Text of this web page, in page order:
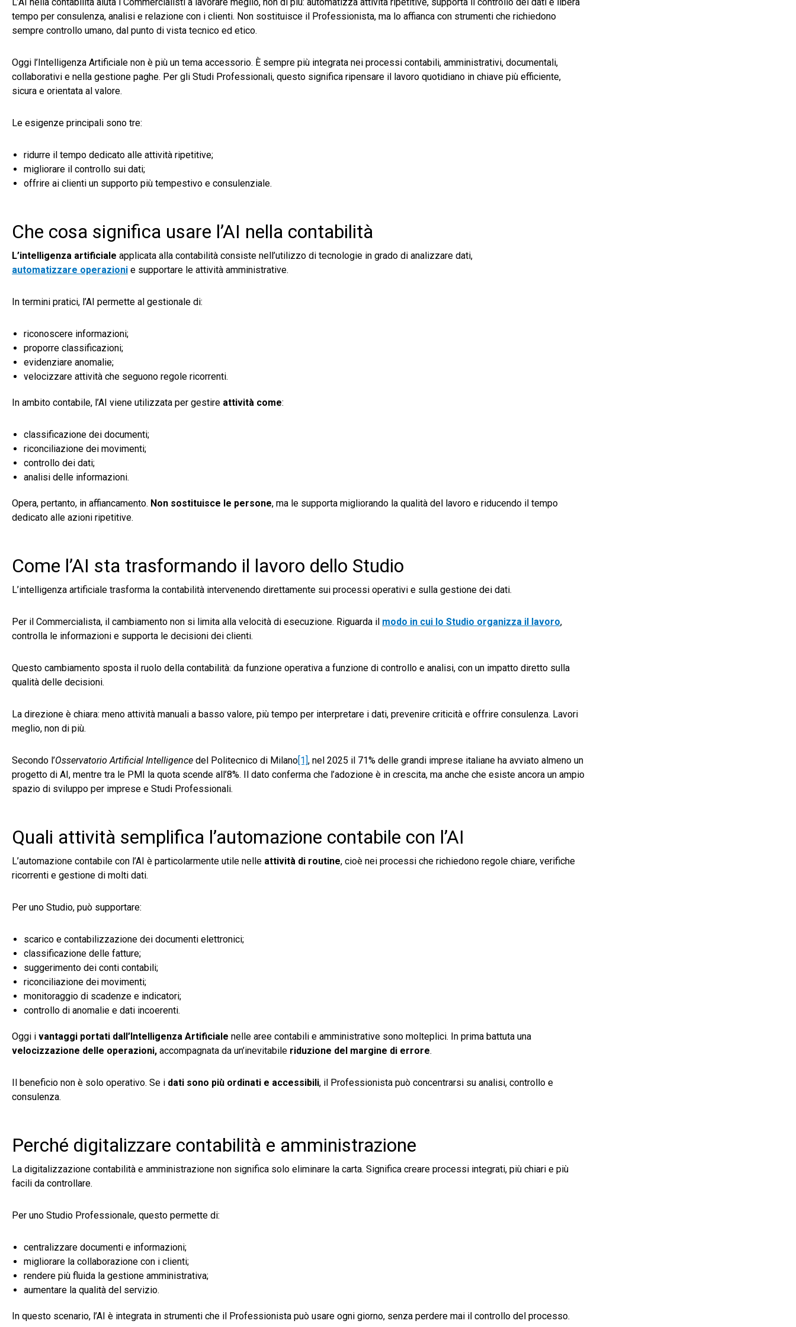
tempo per consulenza, analisi e relazione con i clienti. Non sostituisce il Professionista, ma lo affianca con strumenti che richiedono
sempre controllo umano, dal punto di vista tecnico ed etico.
Oggi l’Intelligenza Artificiale non è più un tema accessorio. È sempre più integrata nei processi contabili, amministrativi, documentali,
collaborativi e nella gestione paghe. Per gli Studi Professionali, questo significa ripensare il lavoro quotidiano in chiave più efficiente,
sicura e orientata al valore.
Le esigenze principali sono tre:
ridurre il tempo dedicato alle attività ripetitive;
migliorare il controllo sui dati;
offrire ai clienti un supporto più tempestivo e consulenziale.
Che cosa significa usare l’AI nella contabilità
L’intelligenza artificiale applicata alla contabilità consiste nell’utilizzo di tecnologie in grado di analizzare dati,
automatizzare operazioni e supportare le attività amministrative.
In termini pratici, l’AI permette al gestionale di:
riconoscere informazioni;
proporre classificazioni;
evidenziare anomalie;
velocizzare attività che seguono regole ricorrenti.
In ambito contabile, l’AI viene utilizzata per gestire attività come:
classificazione dei documenti;
riconciliazione dei movimenti;
controllo dei dati;
analisi delle informazioni.
Opera, pertanto, in affiancamento. Non sostituisce le persone, ma le supporta migliorando la qualità del lavoro e riducendo il tempo
dedicato alle azioni ripetitive.
Come l’AI sta trasformando il lavoro dello Studio
L’intelligenza artificiale trasforma la contabilità intervenendo direttamente sui processi operativi e sulla gestione dei dati.
Per il Commercialista, il cambiamento non si limita alla velocità di esecuzione. Riguarda il modo in cui lo Studio organizza il lavoro,
controlla le informazioni e supporta le decisioni dei clienti.
Questo cambiamento sposta il ruolo della contabilità: da funzione operativa a funzione di controllo e analisi, con un impatto diretto sulla
qualità delle decisioni.
La direzione è chiara: meno attività manuali a basso valore, più tempo per interpretare i dati, prevenire criticità e offrire consulenza. Lavori
meglio, non di più.
Secondo l’Osservatorio Artificial Intelligence del Politecnico di Milano [1] , nel 2025 il 71% delle grandi imprese italiane ha avviato almeno un
progetto di AI, mentre tra le PMI la quota scende all’8%. Il dato conferma che l’adozione è in crescita, ma anche che esiste ancora un ampio
spazio di sviluppo per imprese e Studi Professionali.
Quali attività semplifica l’automazione contabile con l’AI
L’automazione contabile con l’AI è particolarmente utile nelle attività di routine, cioè nei processi che richiedono regole chiare, verifiche
ricorrenti e gestione di molti dati.
Per uno Studio, può supportare:
scarico e contabilizzazione dei documenti elettronici;
classificazione delle fatture;
suggerimento dei conti contabili;
riconciliazione dei movimenti;
monitoraggio di scadenze e indicatori;
controllo di anomalie e dati incoerenti.
Oggi i vantaggi portati dall’Intelligenza Artificiale nelle aree contabili e amministrative sono molteplici. In prima battuta una
velocizzazione delle operazioni, accompagnata da un’inevitabile riduzione del margine di errore.
Il beneficio non è solo operativo. Se i dati sono più ordinati e accessibili, il Professionista può concentrarsi su analisi, controllo e
consulenza.
Perché digitalizzare contabilità e amministrazione
La digitalizzazione contabilità e amministrazione non significa solo eliminare la carta. Significa creare processi integrati, più chiari e più
facili da controllare.
Per uno Studio Professionale, questo permette di:
centralizzare documenti e informazioni;
migliorare la collaborazione con i clienti;
rendere più fluida la gestione amministrativa;
aumentare la qualità del servizio.
In questo scenario, l’AI è integrata in strumenti che il Professionista può usare ogni giorno, senza perdere mai il controllo del processo.